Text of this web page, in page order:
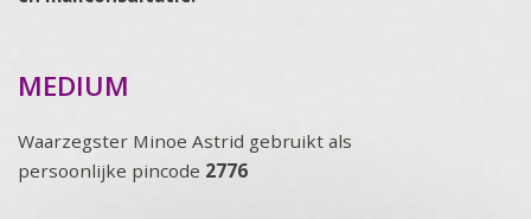
MEDIUM
Waarzegster Minoe Astrid gebruikt als
persoonlijke pincode 2776